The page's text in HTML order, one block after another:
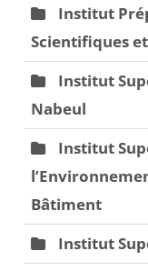
Institut
Scientifiques
Institut
Nabeul
Institut
Bâtiment
Institut